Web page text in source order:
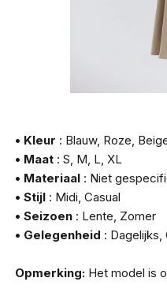
• Kleur : Blauw, Roze,
• Maat : S, M, L, XL
• Materiaal : Niet
• Stijl : Midi, Casual
• Seizoen : Lente, Zomer
• Gelegenheid : Dagelijks,
Opmerking: Het model is